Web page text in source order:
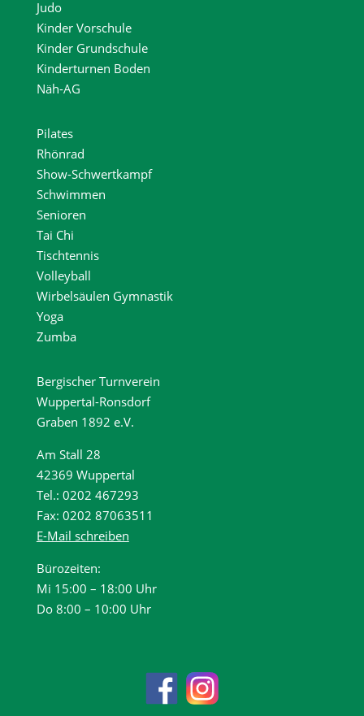
Judo
Kinder Vorschule
Kinder Grundschule
Kinderturnen Boden
Näh-AG
Pilates
Rhönrad
Show-Schwertkampf
Schwimmen
Senioren
Tai Chi
Tischtennis
Volleyball
Wirbelsäulen Gymnastik
Yoga
Zumba
Bergischer Turnverein
Wuppertal-Ronsdorf
Graben 1892 e.V.
Am Stall 28
42369 Wuppertal
Tel.: 0202 467293
Fax: 0202 87063511
E-Mail schreiben
Bürozeiten:
Mi 15:00 – 18:00 Uhr
Do 8:00 – 10:00 Uhr